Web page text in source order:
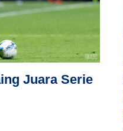
Juara Serie